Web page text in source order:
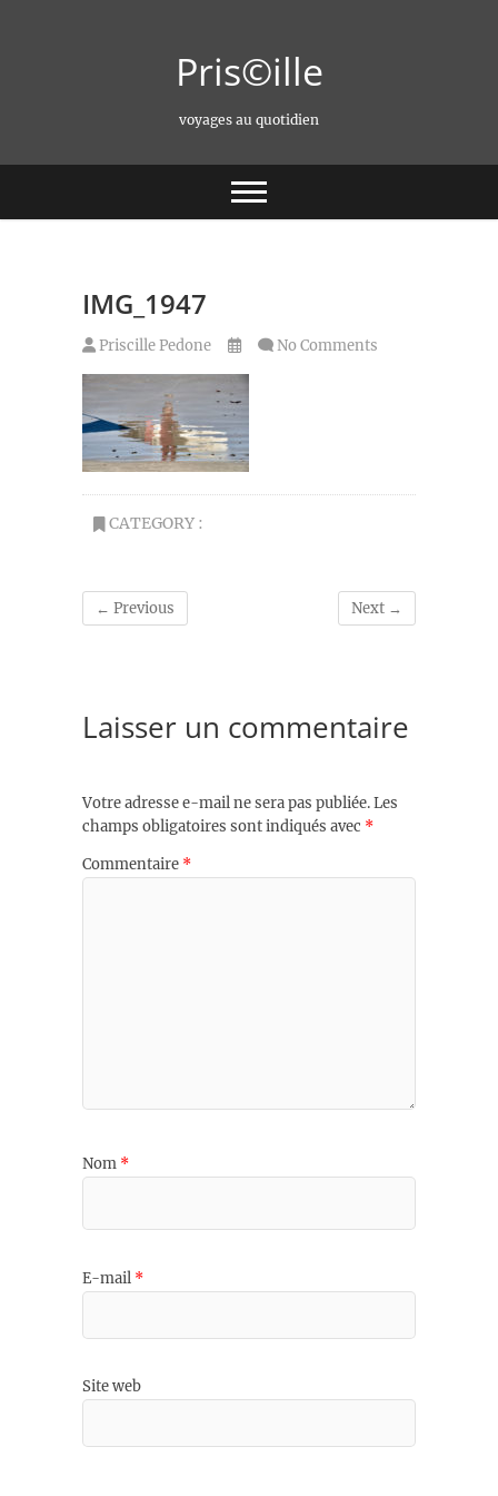
Pris©ille
voyages au quotidien
IMG_1947
Priscille Pedone No Comments
CATEGORY :
← Previous Next →
Laisser un commentaire
Votre adresse e-mail ne sera pas publiée.Les
champs obligatoires sont indiqués avec *
Commentaire *
Nom *
E-mail *
Site web